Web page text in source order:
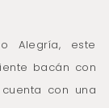
Alegría, este
bacán con
con una